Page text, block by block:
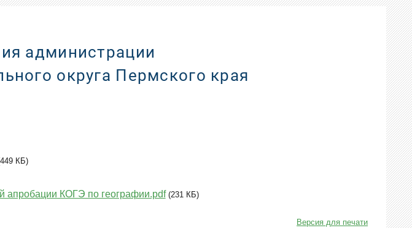
администрации
округа Пермского края
КБ)
апробации КОГЭ по географии.pdf (231 КБ)
Версия для печати